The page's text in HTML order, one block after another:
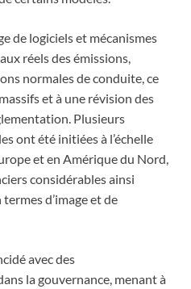
de logiciels et mécanismes
réels des émissions,
normales de conduite, ce
et à une révision des
Plusieurs
ont été initiées à l’échelle
et en Amérique du Nord,
considérables ainsi
d’image et de
avec des
la gouvernance, menant à